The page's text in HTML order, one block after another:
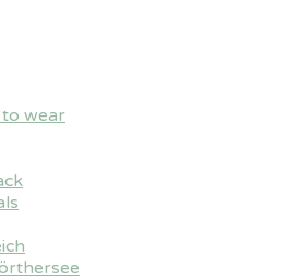
to wear